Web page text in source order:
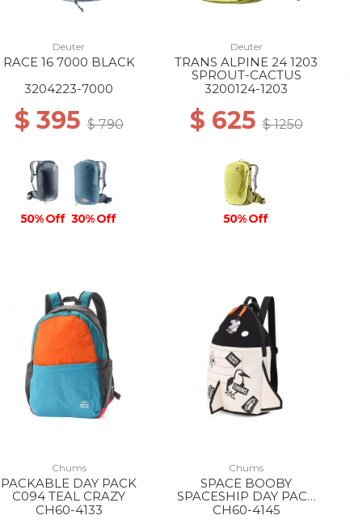
Deuter
RACE 16 7000 BLACK
3204223-7000
$ 395$ 790
50% Off 30% Off
Deuter
TRANS ALPINE 24 1203
SPROUT-CACTUS
3200124-1203
$ 625$ 1250
50% Off
Chums
PACKABLE DAY PACK
C094 TEAL CRAZY
CH60-4133
Chums
SPACE BOOBY
SPACESHIP DAY PACK
0000
CH60-4145